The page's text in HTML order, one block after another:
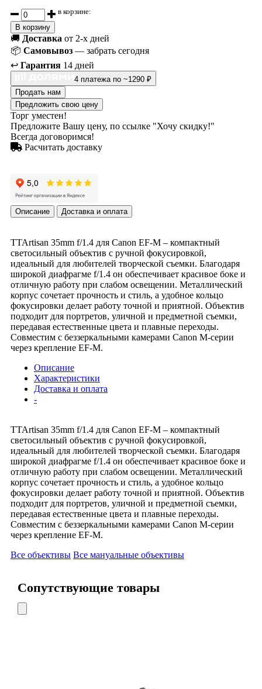
в корзине:
В корзину
🚚 Доставка от 2-х дней
📦 Самовывоз — забрать сегодня
↩️ Гарантия 14 дней
4 платежа по ~1290 ₽
Продать нам
Предложить свою цену
Торг уместен!
Предложите Вашу цену, по ссылке "Хочу скидку!"
Всегда договоримся!
Расчитать доставку
Описание Доставка и оплата
TTArtisan 35mm f/1.4 для Canon EF-M – компактный
светосильный объектив с ручной фокусировкой,
идеальный для любителей творческой съемки. Благодаря
широкой диафрагме f/1.4 он обеспечивает красивое боке и
отличную работу при слабом освещении. Металлический
корпус сочетает прочность и стиль, а удобное кольцо
фокусировки делает работу точной и приятной. Объектив
подходит для портретов, уличной и предметной съемки,
передавая естественные цвета и плавные переходы.
Совместим с беззеркальными камерами Canon M-серии
через крепление EF-M.
Описание
Характеристики
Доставка и оплата
-
TTArtisan 35mm f/1.4 для Canon EF-M – компактный
светосильный объектив с ручной фокусировкой,
идеальный для любителей творческой съемки. Благодаря
широкой диафрагме f/1.4 он обеспечивает красивое боке и
отличную работу при слабом освещении. Металлический
корпус сочетает прочность и стиль, а удобное кольцо
фокусировки делает работу точной и приятной. Объектив
подходит для портретов, уличной и предметной съемки,
передавая естественные цвета и плавные переходы.
Совместим с беззеркальными камерами Canon M-серии
через крепление EF-M.
Все объективы Все мануальные объективы
Сопутствующие товары